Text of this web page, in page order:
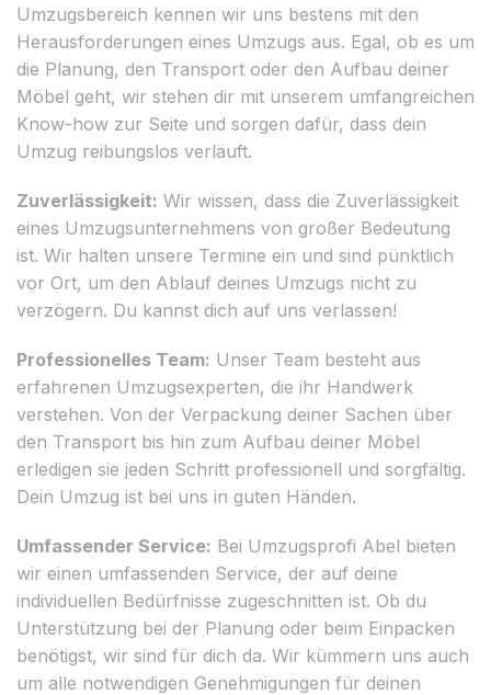
Umzugsbereich kennen wir uns bestens mit den
Herausforderungen eines Umzugs aus. Egal, ob es um
die Planung, den Transport oder den Aufbau deiner
Möbel geht, wir stehen dir mit unserem umfangreichen
Know-how zur Seite und sorgen dafür, dass dein
Umzug reibungslos verläuft.
Zuverlässigkeit: Wir wissen, dass die Zuverlässigkeit
eines Umzugsunternehmens von großer Bedeutung
ist. Wir halten unsere Termine ein und sind pünktlich
vor Ort, um den Ablauf deines Umzugs nicht zu
verzögern. Du kannst dich auf uns verlassen!
Professionelles Team: Unser Team besteht aus
erfahrenen Umzugsexperten, die ihr Handwerk
verstehen. Von der Verpackung deiner Sachen über
den Transport bis hin zum Aufbau deiner Möbel
erledigen sie jeden Schritt professionell und sorgfältig.
Dein Umzug ist bei uns in guten Händen.
Umfassender Service: Bei Umzugsprofi Abel bieten
wir einen umfassenden Service, der auf deine
individuellen Bedürfnisse zugeschnitten ist. Ob du
Unterstützung bei der Planung oder beim Einpacken
benötigst, wir sind für dich da. Wir kümmern uns auch
um alle notwendigen Genehmigungen für deinen